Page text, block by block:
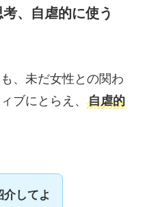
、自虐的に使う
、未だ女性との関わ
ブにとらえ、
自虐的
介してよ